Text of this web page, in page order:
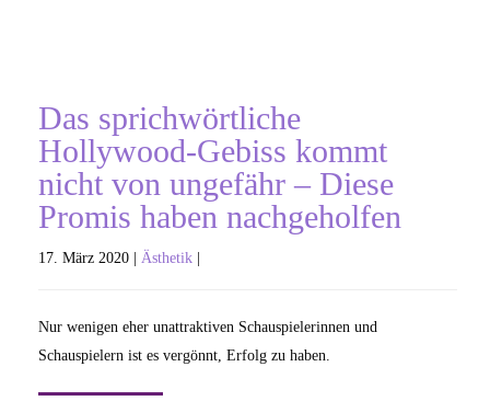
Das sprichwörtliche
Hollywood-Gebiss kommt
nicht von ungefähr – Diese
Promis haben nachgeholfen
17. März 2020 | Ästhetik
Nur wenigen eher unattraktiven Schauspielerinnen und
Schauspielern ist es vergönnt, Erfolg zu haben.